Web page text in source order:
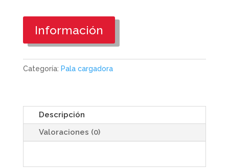
Información
Categoría: Pala cargadora
Descripción
Valoraciones (0)